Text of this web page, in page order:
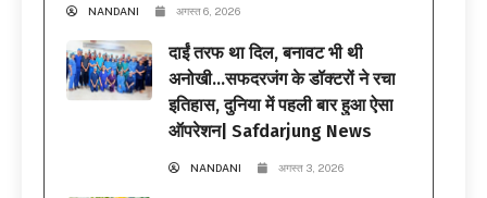
NANDANI अगस्त 6, 2026
दाईं तरफ था दिल, बनावट भी थी
अनोखी…सफदरजंग के डॉक्टरों ने रचा
इतिहास, दुनिया में पहली बार हुआ ऐसा
ऑपरेशन| Safdarjung News
NANDANI अगस्त 3, 2026